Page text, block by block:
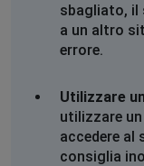
Lorenzo
,• 1 anni
Lorenzo
,• 1 anni
Non funziona ne
sbagliato, il
a un altro
errore.
Utilizzare
utilizzare
accedere al
consiglia